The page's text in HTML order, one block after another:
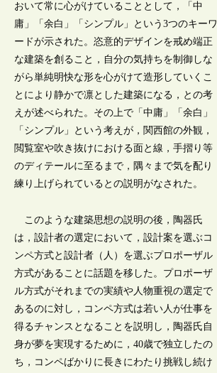
おいて常に心がけていることとして，「中
庸」「余白」「シンプル」という3つのキーワ
ードが示された。恣意的デザインを戒め端正
な建築を創ること，自分の気持ちを制御しな
がら単純明快な形を心がけて造形していくこ
とにより静かで凛とした建築になる，との考
えが述べられた。その上で「中庸」「余白」
「シンプル」という考えが，関西館の外観，
閲覧室や吹き抜けにおける面と線，手摺り等
のディテールに至るまで，隅々まで気を配り
練り上げられているとの説明がなされた。
このような建築思想の説明の後，陶器氏
は，設計者の選定において，設計案を選ぶコ
ンペ方式と設計者（人）を選ぶプロポーザル
方式があることに話題を移した。プロポーザ
ル方式がそれまでの実績や人物重視の選定で
あるのに対し，コンペ方式は若い人が仕事を
得るチャンスとなることを説明し，陶器氏自
身が夢を実現するために，40歳で独立したの
ち，コンペばかりに長きにわたり挑戦し続け